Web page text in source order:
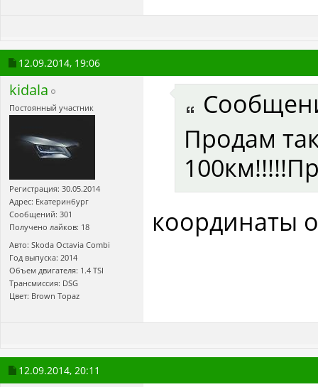
12.09.2014, 19:06
kidala
Постоянный участник
Регистрация: 30.05.2014
Адрес: Екатеринбург
Сообщений: 301
Получено лайков: 18
Авто: Skoda Octavia Combi
Год выпуска: 2014
Объем двигателя: 1.4 TSI
Трансмиссия: DSG
Цвет: Brown Topaz
Продам
координаты
12.09.2014, 20:11